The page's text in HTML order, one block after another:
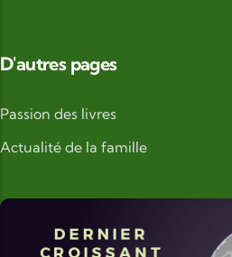
D'autres pages
Passion des livres
Actualité de la famille